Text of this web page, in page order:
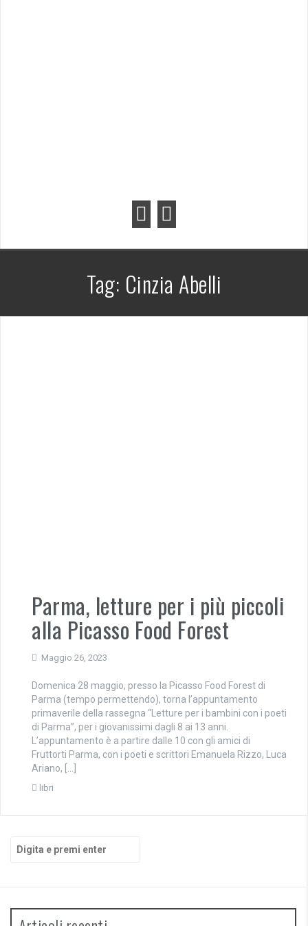
Tag: Cinzia Abelli
Parma, letture per i più piccoli
alla Picasso Food Forest
Maggio 26, 2023
Domenica 28 maggio, presso la Picasso Food Forest di
Parma (tempo permettendo), torna l’appuntamento
primaverile della rassegna “Letture per i bambini con i poeti
di Parma”, per i giovanissimi dagli 8 ai 13 anni.
L’appuntamento è a partire dalle 10 con gli amici di
Fruttorti Parma, con i poeti e scrittori Emanuela Rizzo, Luca
Ariano, […]
libri